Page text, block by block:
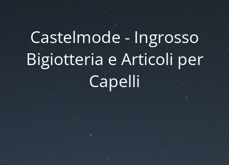
Castelmode - Ingrosso
Bigiotteria e Articoli per
Capelli